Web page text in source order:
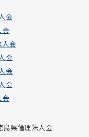
会
会
人会
会
会
会
会
島県倫理法人会